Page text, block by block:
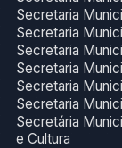
Secretaria
Secretaria
Secretaria
Secretaria
Secretaria
Secretaria
Secretária
e Cultura